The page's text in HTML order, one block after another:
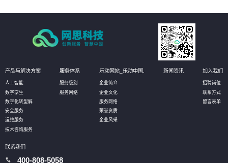
产品与解决方案
人工智能
数字孪生
数字化转型解
安全服务
运维服务
技术咨询服务
服务体系
服务级别
服务网络
乐动网站_乐动中国,
企业简介
企业文化
服务网络
荣誉资质
企业风采
新闻资讯 加入我们
招聘岗位
联系方式
留言表单
联系我们
400-808-5058